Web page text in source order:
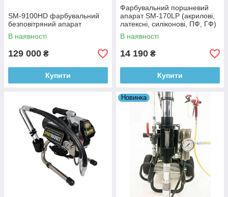
SM-9100HD фарбувальний
безповітряний апарат
В наявності
129 000 ₴
Купити
Фарбувальний поршневий
апарат SM-170LP (акрилові,
латексні, силіконові, ПФ, ГФ)
В наявності
14 190 ₴
Купити
Новинка